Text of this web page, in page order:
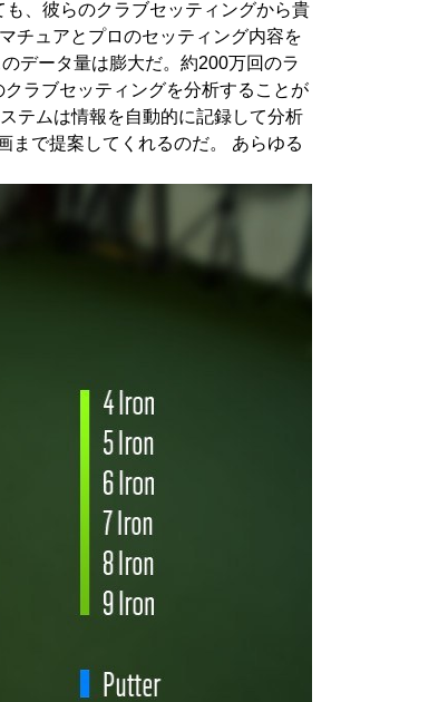
、彼らのクラブセッティングから貴
チュアとプロのセッティング内容を
データ量は膨大だ。約200万回のラ
ラブセッティングを分析することが
テムは情報を自動的に記録して分析
まで提案してくれるのだ。 あらゆる